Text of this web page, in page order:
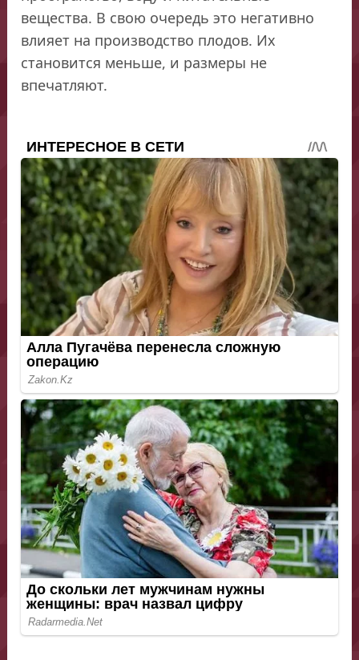
вещества. В свою очередь это негативно
влияет на производство плодов. Их
становится меньше, и размеры не
впечатляют.